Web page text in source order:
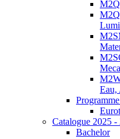
Eau,
Catalogue 2025 -
Bachelor